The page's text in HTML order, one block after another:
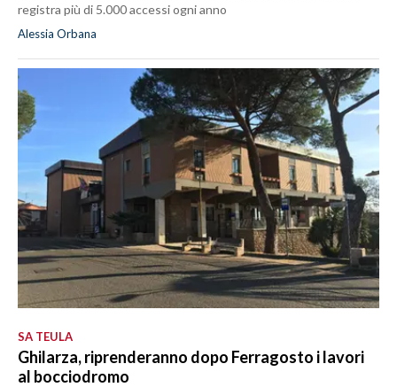
registra più di 5.000 accessi ogni anno
Alessia Orbana
SA TEULA
Ghilarza, riprenderanno dopo Ferragosto i lavori
al bocciodromo